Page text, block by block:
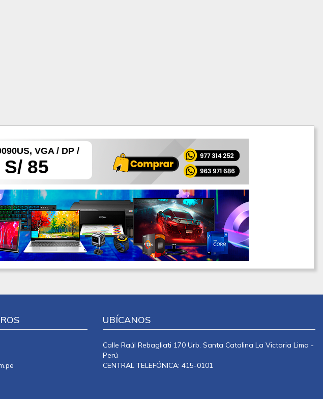
S/ 85
VGA / DP /
UBÍCANOS
Calle Raúl Rebagliati 170 Urb. Santa Catalina La Victoria Lima -
Perú
CENTRAL TELEFÓNICA: 415-0101